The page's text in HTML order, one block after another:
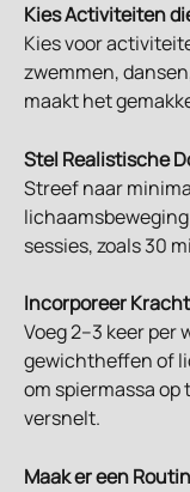
Kies Activiteiten
Kies voor
zwemmen,
maakt het
Stel Realistische
Streef naar
sessies, zoals 30
Incorporeer
Voeg 2–3 keer
gewichtheffen of
om spiermassa
versnelt.
Maak er een